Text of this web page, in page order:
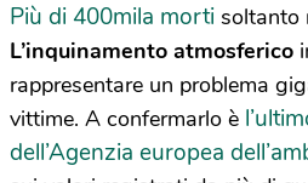
Più di 400mila morti soltanto
L’inquinamento atmosferico
rappresentare un problema
vittime. A confermarlo è
dell’Agenzia europea